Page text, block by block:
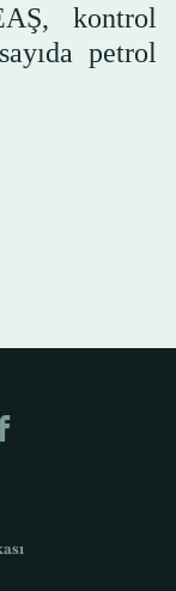
kontrol
petrol